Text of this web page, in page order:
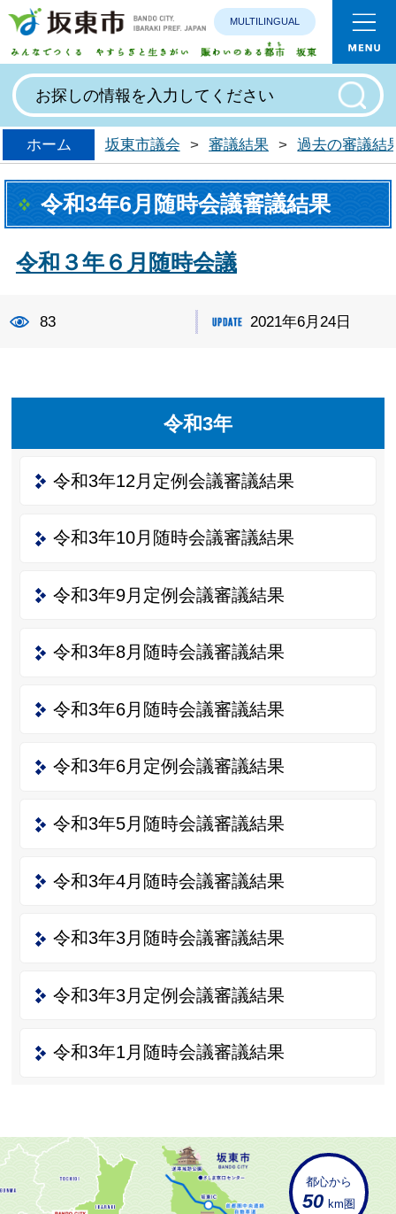
みんなで
MULTILINGUAL
ホーム 坂東市議会 > 審議結果 > 過去の審議結
令和3年6月随時会議審議結果
令和３年６月随時会議
83 2021年6月24日
令和3年
令和3年12月定例会議審議結果
令和3年10月随時会議審議結果
令和3年9月定例会議審議結果
令和3年8月随時会議審議結果
令和3年6月随時会議審議結果
令和3年6月定例会議審議結果
令和3年5月随時会議審議結果
令和3年4月随時会議審議結果
令和3年3月随時会議審議結果
令和3年3月定例会議審議結果
令和3年1月随時会議審議結果
都心から
50 km圏